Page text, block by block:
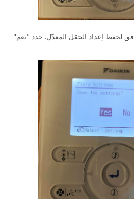
لحفظ إعداد الحقل المعدّل. حدد "نعم"